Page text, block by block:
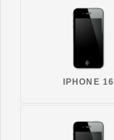
IPHONE 16